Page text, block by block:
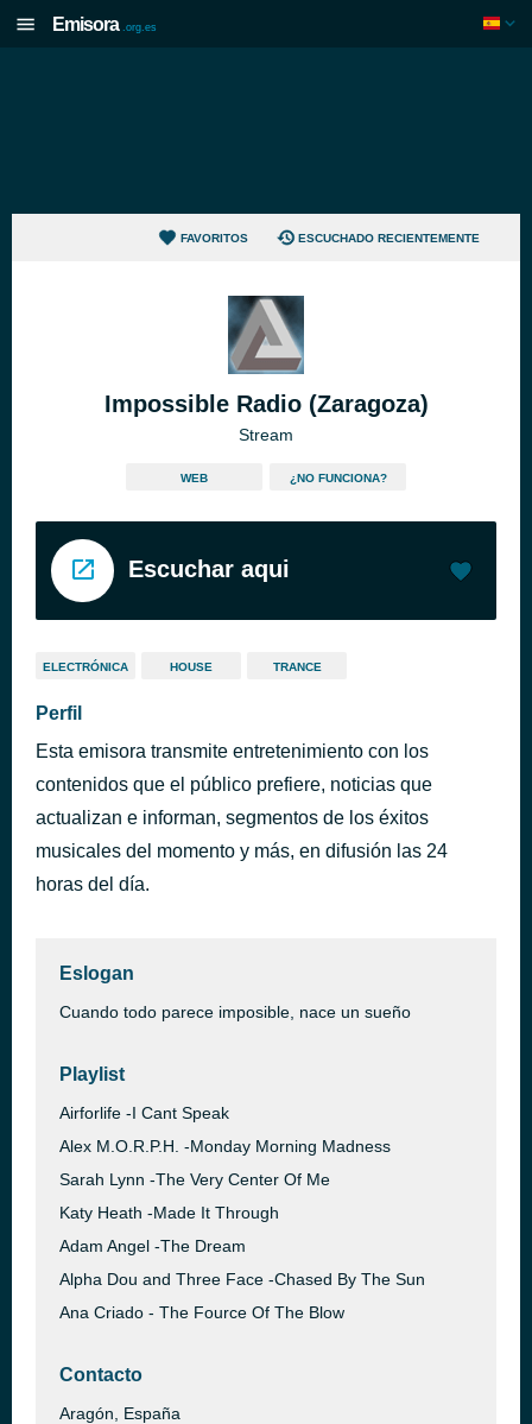
Emisora .org.es
FAVORITOS ESCUCHADO RECIENTEMENTE
Impossible Radio (Zaragoza)
Stream
WEB ¿NO FUNCIONA?
Escuchar aqui
ELECTRÓNICA HOUSE TRANCE
Perfil
Esta emisora transmite entretenimiento con los
contenidos que el público prefiere, noticias que
actualizan e informan, segmentos de los éxitos
musicales del momento y más, en difusión las 24
horas del día.
Eslogan
Cuando todo parece imposible, nace un sueño
Playlist
Airforlife -I Cant Speak
Alex M.O.R.P.H. -Monday Morning Madness
Sarah Lynn -The Very Center Of Me
Katy Heath -Made It Through
Adam Angel -The Dream
Alpha Dou and Three Face -Chased By The Sun
Ana Criado - The Fource Of The Blow
Contacto
Aragón, España